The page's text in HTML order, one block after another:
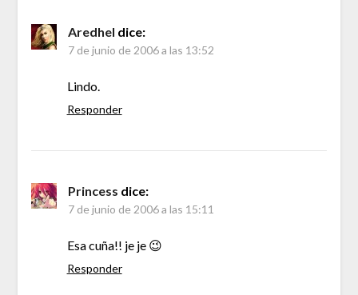
Aredhel dice:
7 de junio de 2006 a las 13:52
Lindo.
Responder
Princess dice:
7 de junio de 2006 a las 15:11
Esa cuña!! je je 😉
Responder